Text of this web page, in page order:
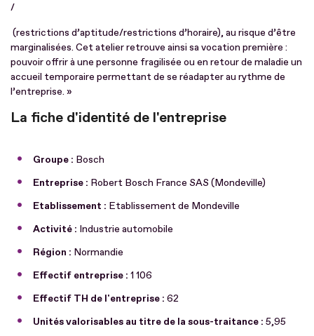
/
(restrictions d’aptitude/restrictions d’horaire), au risque d’être
marginalisées. Cet atelier retrouve ainsi sa vocation première :
pouvoir offrir à une personne fragilisée ou en retour de maladie un
accueil temporaire permettant de se réadapter au rythme de
l’entreprise. »
La fiche d'identité de l'entreprise
Groupe : Bosch
Entreprise : Robert Bosch France SAS (Mondeville)
Etablissement : Etablissement de Mondeville
Activité : Industrie automobile
Région : Normandie
Effectif entreprise : 1 106
Effectif TH de l'entreprise : 62
Unités valorisables au titre de la sous-traitance : 5,95